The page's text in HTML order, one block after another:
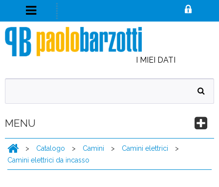
I MIEI DATI
MENU
> Catalogo > Camini > Camini elettrici
>
Camini elettrici da incasso